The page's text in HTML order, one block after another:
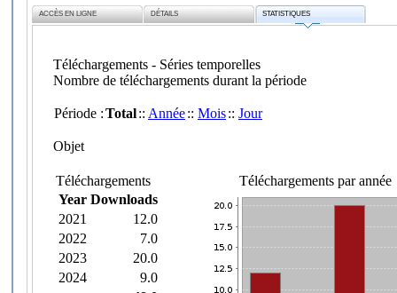
ACCÈS EN LIGNE DÉTAILS STATISTIQUES